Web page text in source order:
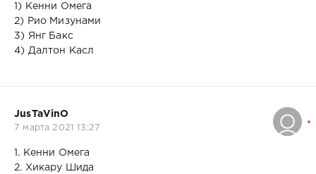
1) Кенни Омега
2) Рио Мизунами
3) Янг Бакс
4) Далтон Касл
JusTaVinO
7 марта 2021 13:27
1. Кенни Омега
2. Хикару Шида